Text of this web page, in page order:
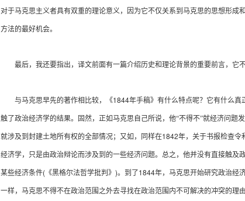
对于马克思主义者具有双重的理论意义，因为它不仅关系到马克思的思想形
方法的最好机会。
最后，我还要指出，译文前面有一篇介绍历史和理论背景的重要前言，它
与马克思早先的著作相比较，《1844年手稿》有什么特点呢？它有什么
触了政治经济学的结果。固然，正如马克思自己所说，他“不得不”就经济问题
就涉及到封建土地所有权的全部情况；又如，同样在1842年，关于书报检查令
经济学，只是由政治辩论而涉及到的一些经济问题。总之，他并没有直接触
某些经济条件(《黑格尔法哲学批判》 )。到了 1844年，马克思开始研究政治经
一样，马克思不得不在政治范围之外去寻找在政治范围内不可解决的冲突的